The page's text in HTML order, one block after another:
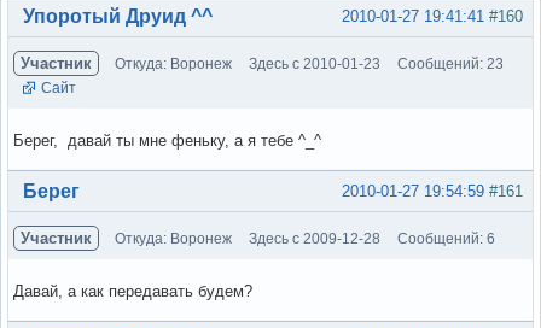
Вне форума #160
2010-01-27 19:41:41
Упоротый Друид ^^
Участник Откуда: Воронеж Здесь с 2010-01-23
Сообщений: 23
Сайт
Берег, давай ты мне феньку, а я тебе ^_^
Вне форума #161
2010-01-27 19:54:59
Берег
Участник Откуда: Воронеж Здесь с 2009-12-28 Сообщений: 6
Давай, а как передавать будем?